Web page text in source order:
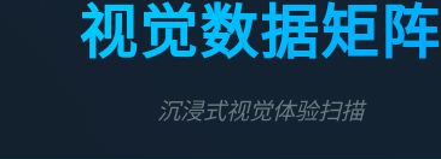
视觉数据矩阵
沉浸式视觉体验扫描